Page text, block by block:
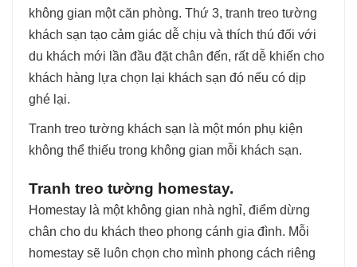
không gian một căn phòng. Thứ 3, tranh treo tường
khách sạn tạo cảm giác dễ chịu và thích thú đối với
du khách mới lần đầu đặt chân đến, rất dễ khiến cho
khách hàng lựa chọn lại khách sạn đó nếu có dịp
ghé lại.
Tranh treo tường khách sạn là một món phụ kiện
không thể thiếu trong không gian mỗi khách sạn.
Tranh treo tường homestay.
Homestay là một không gian nhà nghỉ, điểm dừng
chân cho du khách theo phong cánh gia đình. Mỗi
homestay sẽ luôn chọn cho mình phong cách riêng